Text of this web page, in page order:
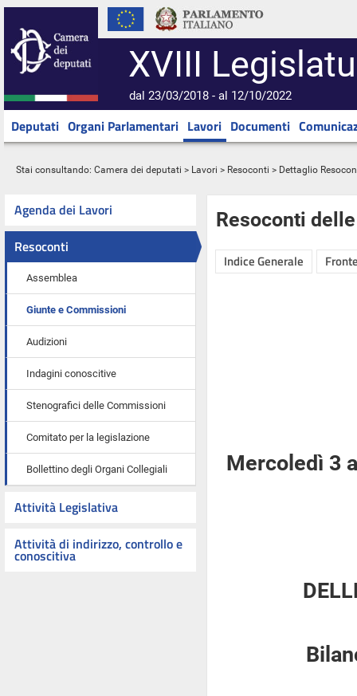
XVIII
dal 23/03/2018 - al 12/10/2022
Deputati Organi Parlamentari Lavori Documenti
Stai consultando: Camera dei deputati > Lavori > Resoconti > Dettaglio
Agenda dei Lavori
Resoconti
Assemblea
Giunte e Commissioni
Audizioni
Indagini conoscitive
Stenografici delle Commissioni
Comitato per la legislazione
Bollettino degli Organi Collegiali
Attività Legislativa
Attività di indirizzo, controllo e
conoscitiva
Resoconti
Indice Generale
Mercoledì 3